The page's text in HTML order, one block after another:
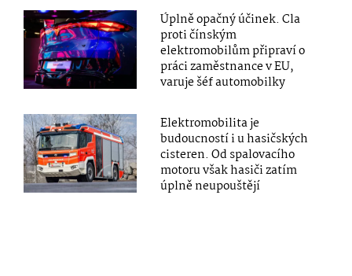
Úplně opačný účinek. Cla
proti čínským
elektromobilům připraví o
práci zaměstnance v EU,
varuje šéf automobilky
Elektromobilita je
budoucností i u hasičských
cisteren. Od spalovacího
motoru však hasiči zatím
úplně neupouštějí